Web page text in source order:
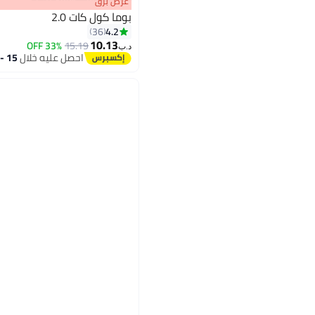
بوما كول كات 2.0
4.2
36
د.ب‏10.13
15.19
33% OFF
احصل عليه خلال15 - 16 اغسطس